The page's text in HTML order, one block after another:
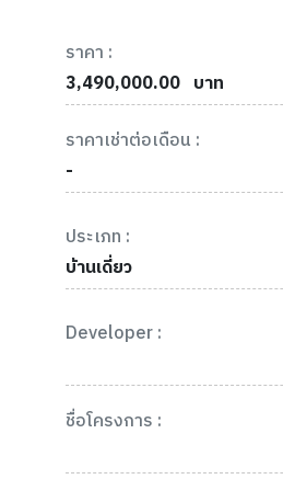
ราคา :
3,490,000.00 บาท
ราคาเช่าต่อเดือน :
-
ประเภท :
บ้านเดี่ยว
Developer :
ชื่อโครงการ :